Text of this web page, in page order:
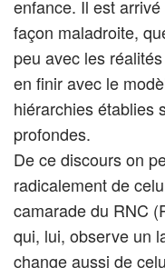
enfance. Il est
façon maladroite,
peu avec les
en finir avec le
hiérarchies établies
profondes.
De ce discours on
radicalement de
camarade du RNC
qui, lui, observe un
change aussi de